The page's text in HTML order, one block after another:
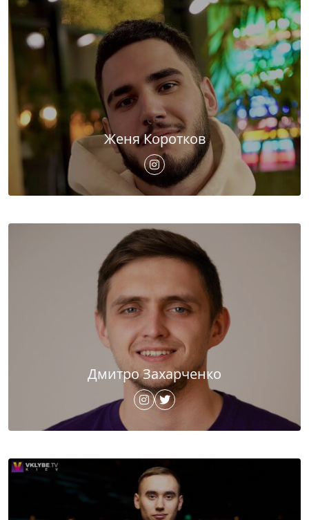
Женя Коротков
Дмитро Захарченко